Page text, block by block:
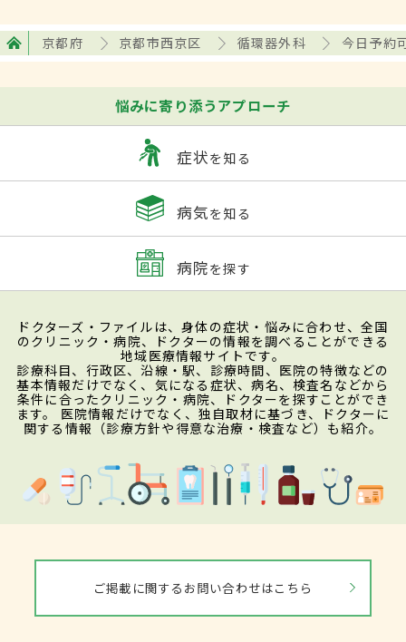
京都府 京都市西京区 循環器外科 今日予約
悩みに寄り添うアプローチ
症状を知る
病気を知る
病院を探す
ドクターズ・ファイルは、身体の症状・悩みに合わせ、全国
のクリニック・病院、ドクターの情報を調べることができる
地域医療情報サイトです。
診療科目、行政区、沿線・駅、診療時間、医院の特徴などの
基本情報だけでなく、気になる症状、病名、検査名などから
条件に合ったクリニック・病院、ドクターを探すことができ
ます。 医院情報だけでなく、独自取材に基づき、ドクターに
関する情報（診療方針や得意な治療・検査など）も紹介。
ご掲載に関するお問い合わせはこちら